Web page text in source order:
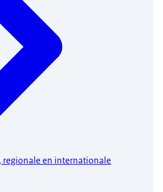
regionale en internationale